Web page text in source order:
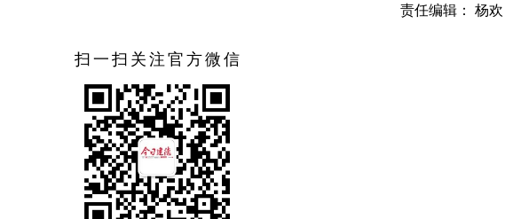
责任编辑： 杨欢
扫一扫关注官方微信